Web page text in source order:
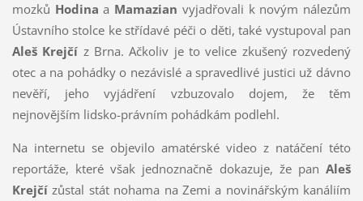
mozků Hodina a Mamazian vyjadřovali k novým nálezům
Ústavního stolce ke střídavé péči o děti, také vystupoval pan
Aleš Krejčí z Brna. Ačkoliv je to velice zkušený rozvedený
otec a na pohádky o nezávislé a spravedlivé justici už dávno
nevěří, jeho vyjádření vzbuzovalo dojem, že těm
nejnovějším lidsko-právním pohádkám podlehl.
Na internetu se objevilo amatérské video z natáčení této
reportáže, které však jednoznačně dokazuje, že pan Aleš
Krejčízůstal stát nohama na Zemi a novinářským kanáliím